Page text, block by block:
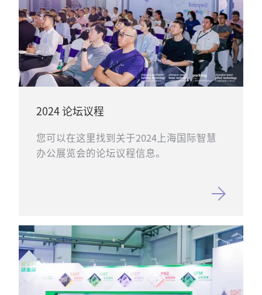
2024 论坛议程
您可以在这里找到关于2024上海国际智慧
办公展览会的论坛议程信息。